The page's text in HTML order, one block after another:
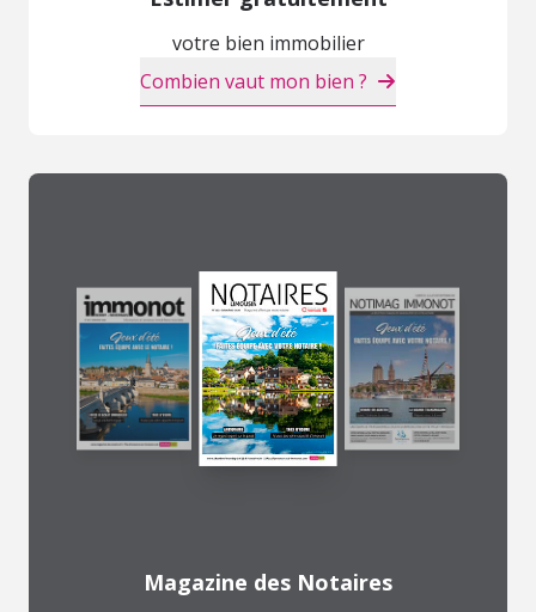
votre bien immobilier
Combien vaut mon bien ?
Magazine des Notaires